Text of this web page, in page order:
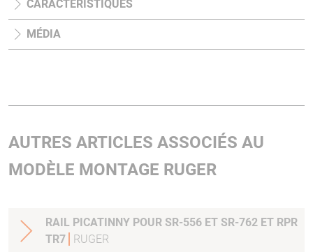
CARACTÉRISTIQUES
MÉDIA
AUTRES ARTICLES ASSOCIÉS AU
MODÈLE MONTAGE RUGER
RAIL PICATINNY POUR SR-556 ET SR-762 ET RPR
TR7
RUGER